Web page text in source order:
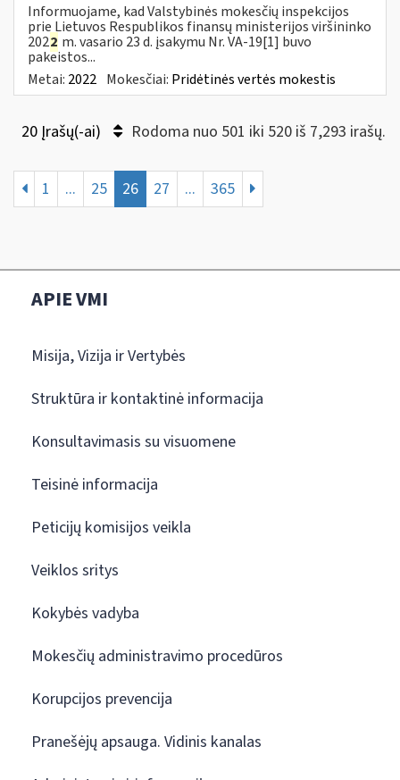
Informuojame, kad Valstybinės mokesčių inspekcijos
prie Lietuvos Respublikos finansų ministerijos viršininko
2022 m. vasario 23 d. įsakymu Nr. VA-19[1] buvo
pakeistos...
Metai: 2022 Mokesčiai: Pridėtinės vertės mokestis
20 Įrašų(-ai) Rodoma nuo 501 iki 520 iš 7,293 irašų.
1 ... 25 26 27 ... 365
APIE VMI
Misija, Vizija ir Vertybės
Struktūra ir kontaktinė informacija
Konsultavimasis su visuomene
Teisinė informacija
Peticijų komisijos veikla
Veiklos sritys
Kokybės vadyba
Mokesčių administravimo procedūros
Korupcijos prevencija
Pranešėjų apsauga. Vidinis kanalas